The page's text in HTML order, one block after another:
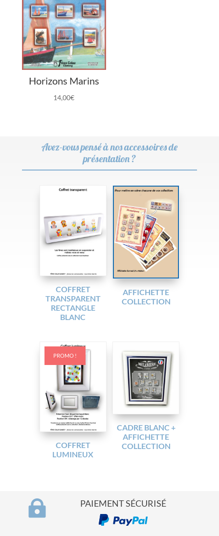
Horizons Marins
14,00€
Avez-vous pensé à nos accessoires de
présentation ?
COFFRET
TRANSPARENT
RECTANGLE
BLANC
AFFICHETTE
COLLECTION
PROMO !
COFFRET
LUMINEUX
CADRE BLANC +
AFFICHETTE
COLLECTION
 PAIEMENT SÉCURISÉ